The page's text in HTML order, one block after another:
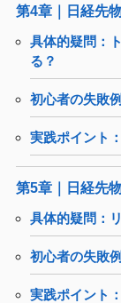
第4章｜日経先
具体的疑問：
る？
初心者の失敗
実践ポイント
第5章｜日経先
具体的疑問：
初心者の失敗
実践ポイント